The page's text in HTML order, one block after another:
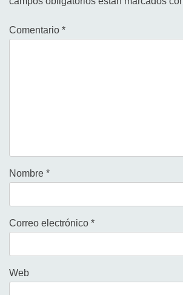
Comentario *
Nombre *
Correo electrónico *
Web